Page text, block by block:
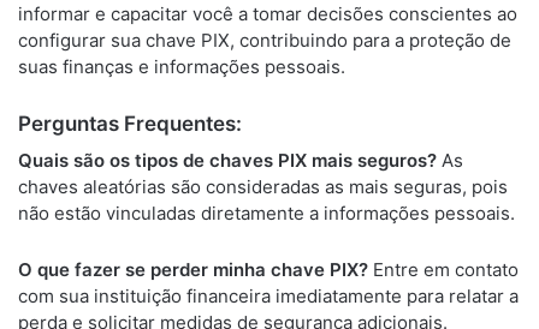
informar e capacitar você a tomar decisões conscientes ao
configurar sua chave PIX, contribuindo para a proteção de
suas finanças e informações pessoais.
Perguntas Frequentes:
Quais são os tipos de chaves PIX mais seguros? As
chaves aleatórias são consideradas as mais seguras, pois
não estão vinculadas diretamente a informações pessoais.
O que fazer se perder minha chave PIX? Entre em contato
com sua instituição financeira imediatamente para relatar a
perda e solicitar medidas de segurança adicionais.